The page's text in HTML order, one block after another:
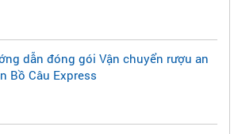
dẫn đóng gói Vận chuyển rượu an
Bồ Câu Express